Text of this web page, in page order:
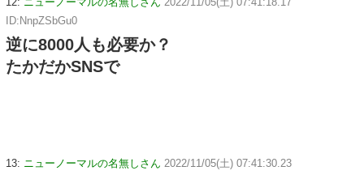
ID:NnpZSbGu0
逆に8000人も必要か？
たかだかSNSで
13: ニューノーマルの名無しさん 2022/11/05(土) 07:41:30.23